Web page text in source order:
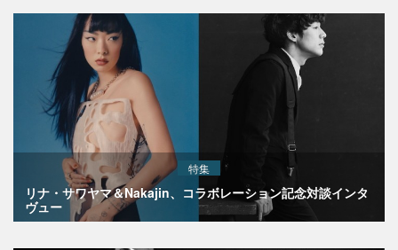
特集
リナ・サワヤマ＆Nakajin、コラボレーション記念対談インタ
ヴュー